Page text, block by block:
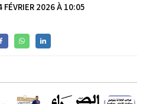
FÉVRIER 2026 À 10:05